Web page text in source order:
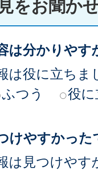
をお聞か
は分かりやす
は役に立ちま
ふつう 役
けやすかった
は見つけやす